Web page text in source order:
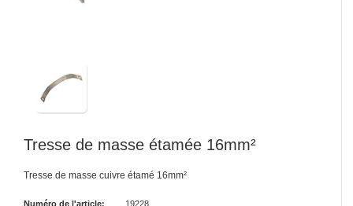
Tresse de masse étamée 16mm²
Tresse de masse cuivre étamé 16mm²
Numéro de l'article:
19228